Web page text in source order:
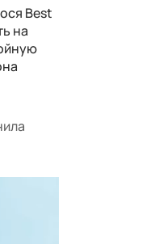
Best
на